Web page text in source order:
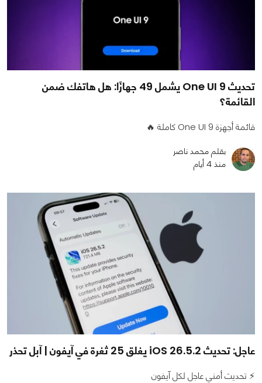
تحديث One UI 9 يشمل 49 جهازًا: هل هاتفك ضمن
القائمة؟
قائمة أجهزة One UI 9 كاملة 🔥
بقلم محمد ناصر
منذ 4 أيام
عاجل: تحديث iOS 26.5.2 يغلق 25 ثغرة في آيفون | آبل تحذر
⚡ تحديث أمني عاجل لكل آيفون